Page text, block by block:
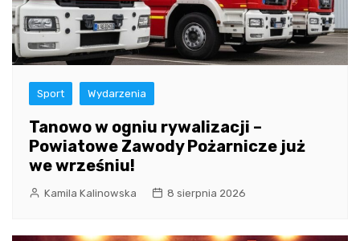
Sport Wydarzenia
Tanowo w ogniu rywalizacji –
Powiatowe Zawody Pożarnicze już
we wrześniu!
Kamila Kalinowska 8 sierpnia 2026